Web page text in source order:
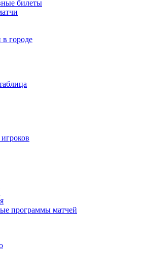
билеты
в городе
программы матчей